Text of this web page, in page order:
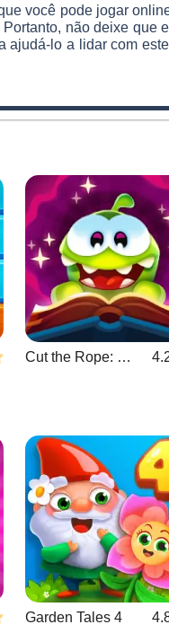
você pode jogar
não deixe
lo a lidar com
Cut the Rope: Magic
Garden Tales 4